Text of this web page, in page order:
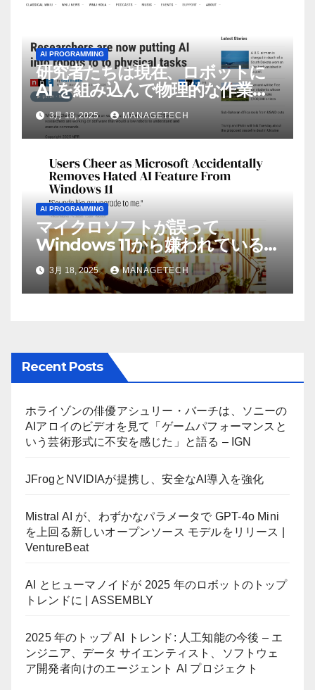
AI PROGRAMMING
研究者たちは現在、ロボットに
AI を組み込んで物理的な作業を
実行させている | ノーザン パブ
リック ラジオ: WNIJ および
WNIU
3月 18, 2025 MANAGETECH
AI PROGRAMMING
マイクロソフトが誤って
Windows 11から嫌われている
AI機能を削除したことにユーザ
ーが歓喜
3月 18, 2025 MANAGETECH
Recent Posts
ホライゾンの俳優アシュリー・バーチは、ソニーの
AIアロイのビデオを見て「ゲームパフォーマンスと
いう芸術形式に不安を感じた」と語る – IGN
JFrogとNVIDIAが提携し、安全なAI導入を強化
Mistral AI が、わずかなパラメータで GPT-4o Mini
を上回る新しいオープンソース モデルをリリース |
VentureBeat
AI とヒューマノイドが 2025 年のロボットのトップ
トレンドに | ASSEMBLY
2025 年のトップ AI トレンド: 人工知能の今後 – エ
ンジニア、データ サイエンティスト、ソフトウェ
ア開発者向けのエージェント AI プロジェクト